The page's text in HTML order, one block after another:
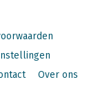
Over ons